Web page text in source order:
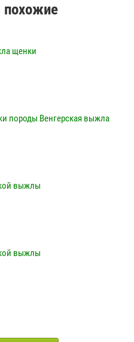
щенки
породы Венгерская выжла
выжлы
выжлы